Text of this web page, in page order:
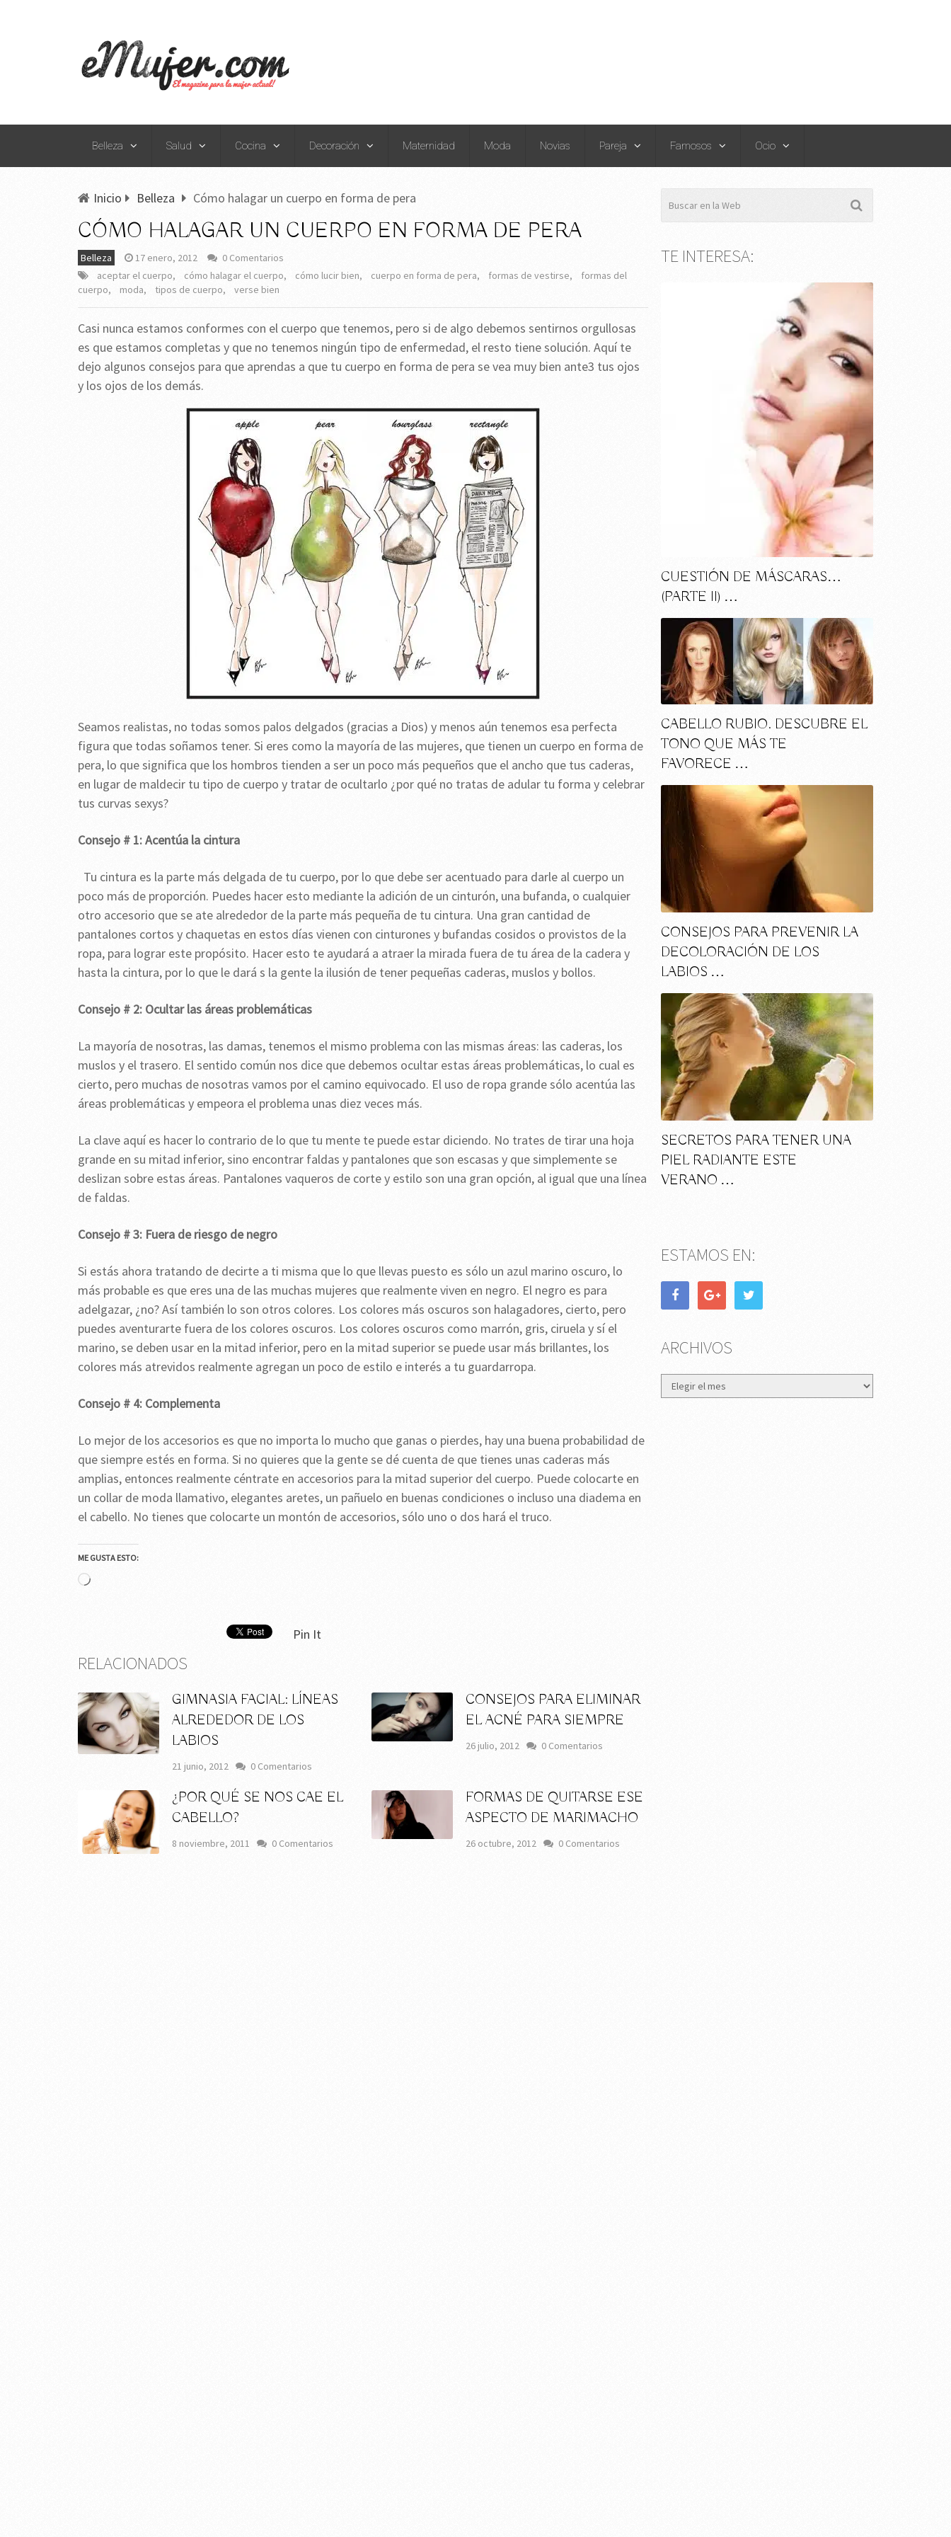
Belleza Salud Cocina Decoración Maternidad Moda Novias Pareja Famosos Ocio
Inicio Belleza Cómo halagar un cuerpo en forma de pera
CÓMO HALAGAR UN CUERPO EN FORMA DE PERA
Belleza 17 enero, 2012
0 Comentarios
aceptar el cuerpo, cómo halagar el cuerpo, cómo lucir bien, cuerpo en forma de pera, formas de vestirse,
formas del
cuerpo, moda, tipos de cuerpo, verse bien
Casi nunca estamos conformes con el cuerpo que tenemos, pero si de algo debemos sentirnos orgullosas
es que estamos completas y que no tenemos ningún tipo de enfermedad, el resto tiene solución. Aquí te
dejo algunos consejos para que aprendas a que tu cuerpo en forma de pera se vea muy bien ante3 tus ojos
y los ojos de los demás.
Seamos realistas, no todas somos palos delgados (gracias a Dios) y menos aún tenemos esa perfecta
figura que todas soñamos tener. Si eres como la mayoría de las mujeres, que tienen un cuerpo en forma de
pera, lo que significa que los hombros tienden a ser un poco más pequeños que el ancho que tus caderas,
en lugar de maldecir tu tipo de cuerpo y tratar de ocultarlo ¿por qué no tratas de adular tu forma y celebrar
tus curvas sexys?
Consejo # 1: Acentúa la cintura
Tu cintura es la parte más delgada de tu cuerpo, por lo que debe ser acentuado para darle al cuerpo un
poco más de proporción. Puedes hacer esto mediante la adición de un cinturón, una bufanda, o cualquier
otro accesorio que se ate alrededor de la parte más pequeña de tu cintura. Una gran cantidad de
pantalones cortos y chaquetas en estos días vienen con cinturones y bufandas cosidos o provistos de la
ropa, para lograr este propósito. Hacer esto te ayudará a atraer la mirada fuera de tu área de la cadera y
hasta la cintura, por lo que le dará s la gente la ilusión de tener pequeñas caderas, muslos y bollos.
Consejo # 2: Ocultar las áreas problemáticas
La mayoría de nosotras, las damas, tenemos el mismo problema con las mismas áreas: las caderas, los
muslos y el trasero. El sentido común nos dice que debemos ocultar estas áreas problemáticas, lo cual es
cierto, pero muchas de nosotras vamos por el camino equivocado. El uso de ropa grande sólo acentúa las
áreas problemáticas y empeora el problema unas diez veces más.
La clave aquí es hacer lo contrario de lo que tu mente te puede estar diciendo. No trates de tirar una hoja
grande en su mitad inferior, sino encontrar faldas y pantalones que son escasas y que simplemente se
deslizan sobre estas áreas. Pantalones vaqueros de corte y estilo son una gran opción, al igual que una línea
de faldas.
Consejo # 3: Fuera de riesgo de negro
Si estás ahora tratando de decirte a ti misma que lo que llevas puesto es sólo un azul marino oscuro, lo
más probable es que eres una de las muchas mujeres que realmente viven en negro. El negro es para
adelgazar, ¿no? Así también lo son otros colores. Los colores más oscuros son halagadores, cierto, pero
puedes aventurarte fuera de los colores oscuros. Los colores oscuros como marrón, gris, ciruela y sí el
marino, se deben usar en la mitad inferior, pero en la mitad superior se puede usar más brillantes, los
colores más atrevidos realmente agregan un poco de estilo e interés a tu guardarropa.
Consejo # 4: Complementa
Lo mejor de los accesorios es que no importa lo mucho que ganas o pierdes, hay una buena probabilidad de
que siempre estés en forma. Si no quieres que la gente se dé cuenta de que tienes unas caderas más
amplias, entonces realmente céntrate en accesorios para la mitad superior del cuerpo. Puede colocarte en
un collar de moda llamativo, elegantes aretes, un pañuelo en buenas condiciones o incluso una diadema en
el cabello. No tienes que colocarte un montón de accesorios, sólo uno o dos hará el truco.
ME GUSTA ESTO:
Cargando...
Pin It
RELACIONADOS
GIMNASIA FACIAL: LÍNEAS
ALREDEDOR DE LOS
LABIOS
21 junio, 2012 0 Comentarios
CONSEJOS PARA ELIMINAR
EL ACNÉ PARA SIEMPRE
26 julio, 2012 0 Comentarios
¿POR QUÉ SE NOS CAE EL
CABELLO?
8 noviembre, 2011 0 Comentarios
FORMAS DE QUITARSE ESE
ASPECTO DE MARIMACHO
26 octubre, 2012 0 Comentarios
TE INTERESA:
CUESTIÓN DE MÁSCARAS…
(PARTE II) …
CABELLO RUBIO. DESCUBRE EL
TONO QUE MÁS TE
FAVORECE …
CONSEJOS PARA PREVENIR LA
DECOLORACIÓN DE LOS
LABIOS …
SECRETOS PARA TENER UNA
PIEL RADIANTE ESTE
VERANO …
ESTAMOS EN:
ARCHIVOS
Archivos